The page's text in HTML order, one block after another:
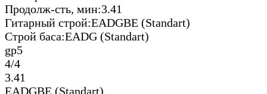
Продолж-сть, мин:3.41
Гитарный строй:EADGBE (Standart)
Строй баса:EADG (Standart)
gp5
4/4
3.41
EADGBE (Standart)